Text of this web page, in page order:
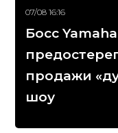
07/08 16:16
Босс
продажи
шоу